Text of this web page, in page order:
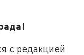
с редакцией